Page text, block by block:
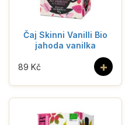
Čaj Skinni Vanilli Bio
jahoda vanilka
+
89 Kč